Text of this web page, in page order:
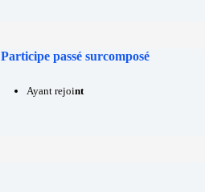
Participe passé surcomposé
Ayant rejoint